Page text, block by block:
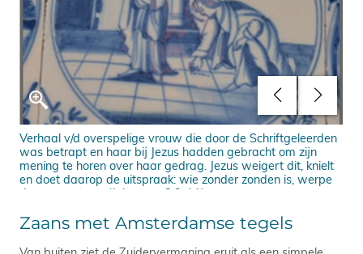
Verhaal v/d overspelige vrouw die door de Schriftgeleerden
was betrapt en haar bij Jezus hadden gebracht om zijn
mening te horen over haar gedrag. Jezus weigert dit, knielt
en doet daarop de uitspraak: wie zonder zonden is, werpe
de eerste steen. (Johannes 8:2-11).
Zaans met Amsterdamse tegels